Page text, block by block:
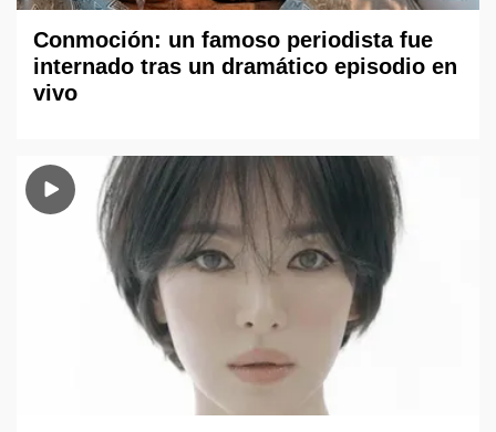
Conmoción: un famoso periodista fue
internado tras un dramático episodio en
vivo